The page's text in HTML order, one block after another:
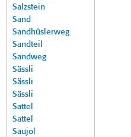
Salzstein
Sand
Sandhüslerweg
Sandteil
Sandweg
Sässli
Sässli
Sässli
Sattel
Sattel
Saujol